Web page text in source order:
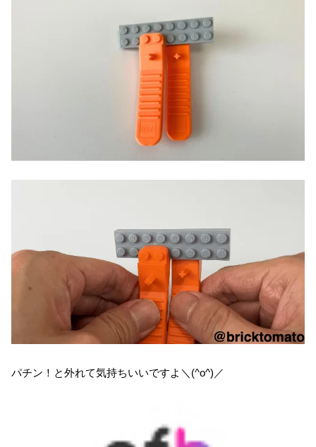
パチン！と外れて気持ちいいですよ＼(^o^)／